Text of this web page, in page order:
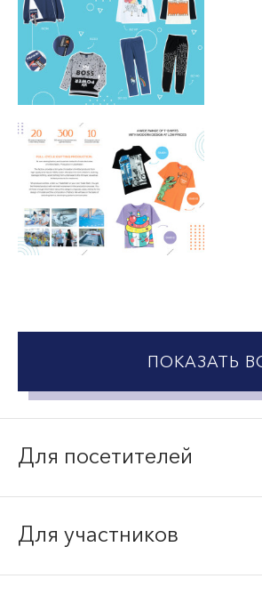
ПОКАЗАТЬ
Для посетителей
Для участников